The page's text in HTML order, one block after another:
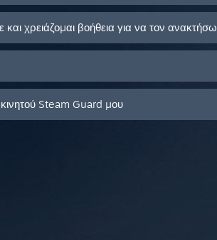
χρειάζομαι βοήθεια για να τον ανακτήσω
Steam Guard μου